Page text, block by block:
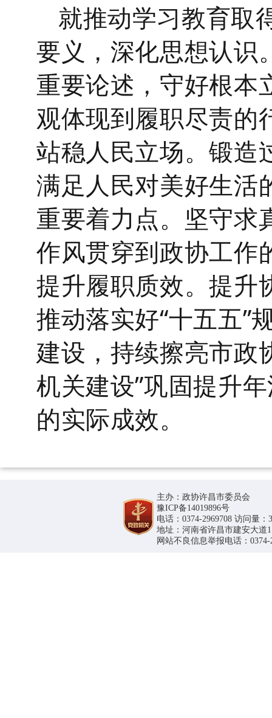
就推动学习教育取
要义，深化思想认识
重要论述， 守好根本
观体现到履职尽责的
站稳人民立场。锻造
满足人民对美好生活
重要着力点。 坚守求
作风贯穿到政协工作
提升履职质效。提升
推动落实好“十五五”
建设 ，持续擦亮市政
机关建设”巩固提升
的实际成效。
主办：政协许昌市委员会
豫ICP备14019896号
电话：0374-2969708 访问量：
地址：河南省许昌市建安大道
网站不良信息举报电话：